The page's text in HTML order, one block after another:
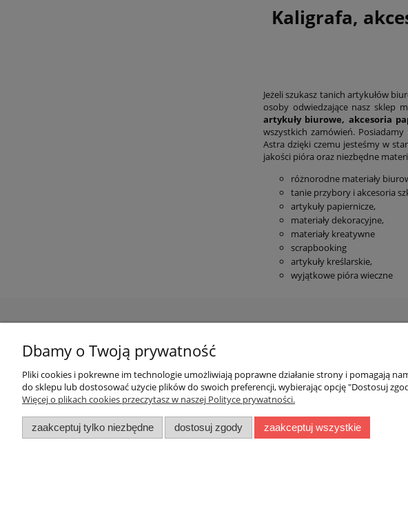
Kaligrafa,
Jeżeli szukasz tanich artykułów
osoby odwiedzające nasz sklep
artykuły biurowe, akcesoria
wszystkich zamówień.
Astra dzięki czemu jesteśmy w
jakości pióra oraz niezbędne
różnorodne materiały
tanie przybory i akcesoria
artykuły papiernicze,
materiały dekoracyjne,
materiały kreatywne
scrapbooking
artykuły kreślarskie,
wyjątkowe pióra wieczne
Zapraszamy do kontaktu przez maila lub
telefon w godzinach naszej pracy. Odwiedź
nas osobicie pod adresem:
ul. Podwisłocze 2B/3, 35-309 Rzeszów
Twoje zamówienia
Ustawienia konta
Przechowalnia
Dbamy o Twoją prywatność
Pliki cookies i pokrewne im technologie umożliwiają poprawne działanie strony i pomagają
do sklepu lub dostosować użycie plików do swoich preferencji, wybierając opcję "Dostosuj
Więcej o plikach cookies przeczytasz w naszej Polityce prywatności.
zaakceptuj tylko niezbędne dostosuj zgody zaakceptuj wszystkie